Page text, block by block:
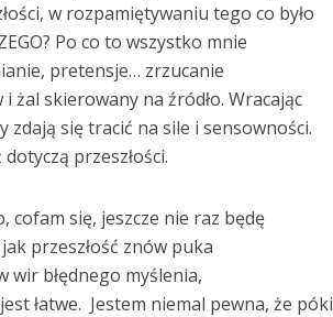
w rozpamiętywaniu tego co było
Po co to wszystko mnie
pretensje… zrzucanie
żal skierowany na źródło. Wracając
się tracić na sile i sensowności.
przeszłości.
cofam się, jeszcze nie raz będę
przeszłość znów puka
wir błędnego myślenia,
łatwe. Jestem niemal pewna, że póki